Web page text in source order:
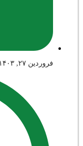
فروردین ۲۷, ۱۴۰۳